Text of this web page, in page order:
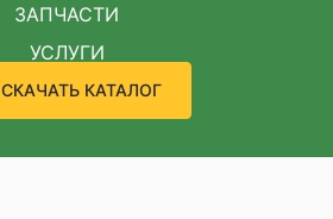
ЗАПЧАСТИ
УСЛУГИ
СКАЧАТЬ КАТАЛОГ